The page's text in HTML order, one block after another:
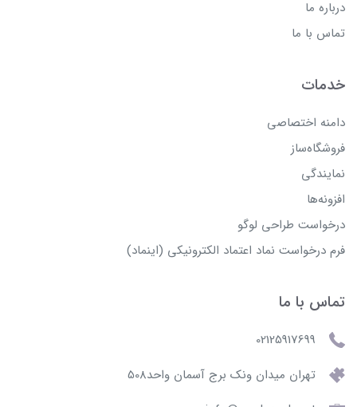
درباره ما
تماس با ما
خدمات
دامنه اختصاصی
فروشگاه‌ساز
نمایندگی
افزونه‌ها
درخواست طراحی لوگو
فرم درخواست نماد اعتماد الکترونیکی (اینماد)
تماس با ما
02125917699
تهران میدان ونک برج آسمان واحد508